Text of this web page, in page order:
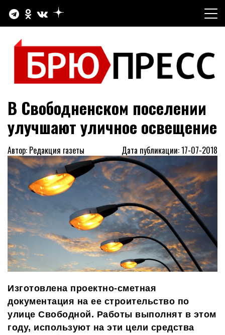
содержимому
БРЮПРЕСС
Официальный сайт газеты "Брюховецкие новости"
В Свободненском поселении
улучшают уличное освещение
Автор: Редакция газеты Дата публикации: 17-07-2018
Изготовлена проектно-сметная
документация на ее строительство по
улице Свободной. Работы выполнят в этом
году, используют на эти цели средства